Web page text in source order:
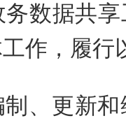
数据共
作，履行
制、更新